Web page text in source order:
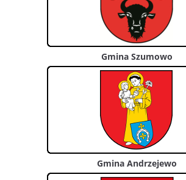
Gmina Szumowo
Gmina Andrzejewo